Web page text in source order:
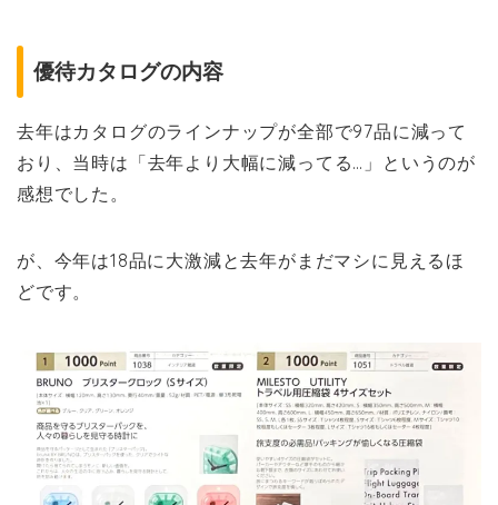
優待カタログの内容
去年はカタログのラインナップが全部で97品に減って
おり、当時は「去年より大幅に減ってる…」というのが
感想でした。
が、今年は18品に大激減と去年がまだマシに見えるほ
どです。